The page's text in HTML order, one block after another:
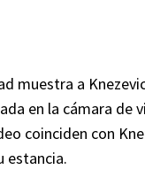
muestra a
en la cámara de
coinciden con
estancia.